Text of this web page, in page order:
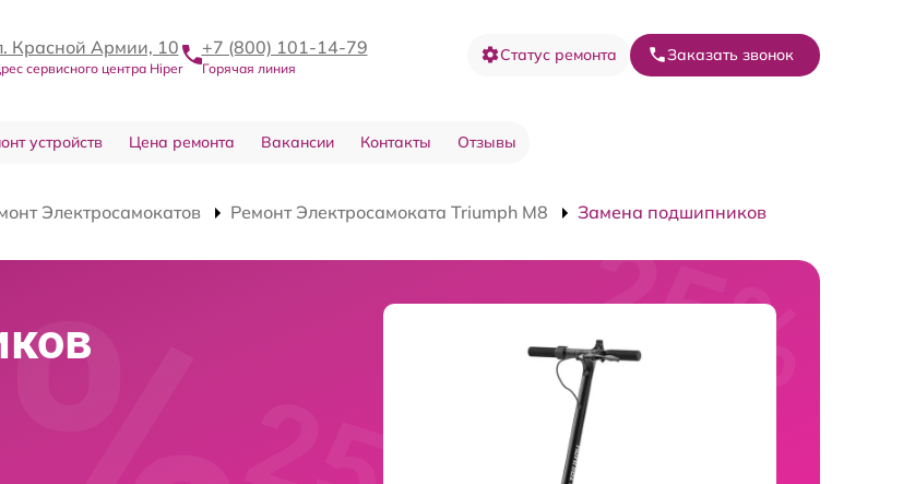
Красной Армии, 10
сервисного центра Hiper
+7 (800) 101-14-79
Горячая линия
Статус ремонта Заказать звонок
устройств Цена ремонта Вакансии Контакты Отзывы
Электросамокатов Ремонт Электросамоката Triumph M8 Замена подшипников